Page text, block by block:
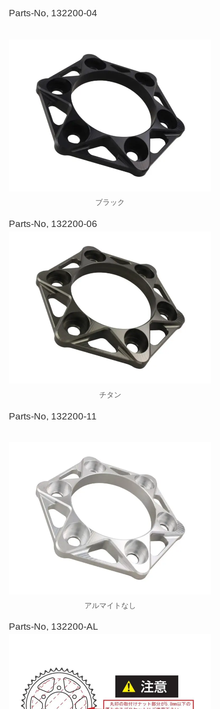
Parts-No, 132200-04
ブラック
Parts-No, 132200-06
チタン
Parts-No, 132200-11
アルマイトなし
Parts-No, 132200-AL